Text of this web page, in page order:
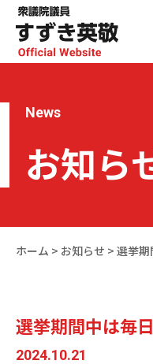
News
お知ら
ホーム > お知らせ > 選挙期
選挙期間中は毎
2024.10.21